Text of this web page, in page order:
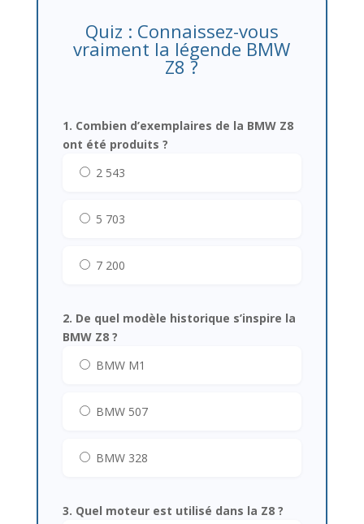
Quiz : Connaissez-vous
vraiment la légende BMW
Z8 ?
1. Combien d’exemplaires de la BMW Z8
ont été produits ?
2 543
5 703
7 200
2. De quel modèle historique s’inspire la
BMW Z8 ?
BMW M1
BMW 507
BMW 328
3. Quel moteur est utilisé dans la Z8 ?